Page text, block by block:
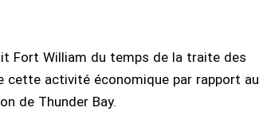
Fort William du temps de la traite des
activité économique par rapport au
de Thunder Bay.